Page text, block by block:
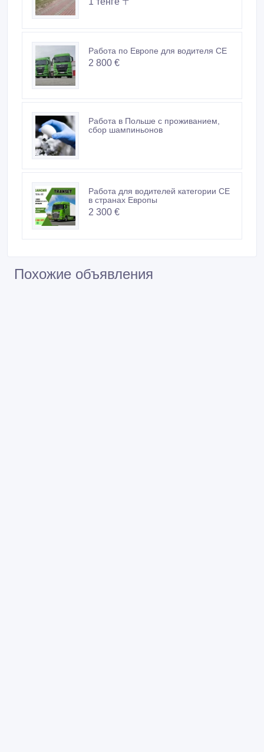
Работа по Европе для водителя CE
2 800 €
Работа в Польше с проживанием,
сбор шампиньонов
Работа для водителей категории СЕ
в странах Европы
2 300 €
Похожие объявления